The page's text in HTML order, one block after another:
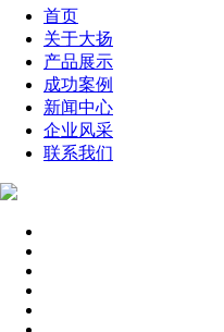
首页
关于大扬
产品展示
成功案例
新闻中心
企业风采
联系我们